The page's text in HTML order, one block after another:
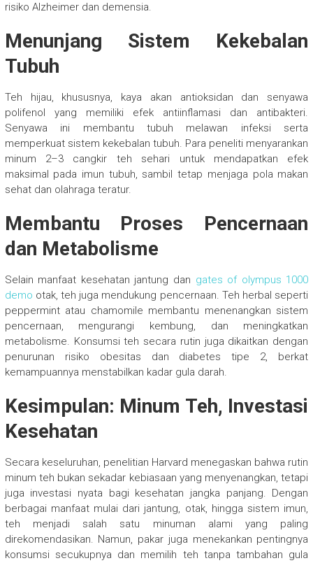
risiko Alzheimer dan demensia.
Menunjang Sistem Kekebalan
Tubuh
Teh hijau, khususnya, kaya akan antioksidan dan senyawa
polifenol yang memiliki efek antiinflamasi dan antibakteri.
Senyawa ini membantu tubuh melawan infeksi serta
memperkuat sistem kekebalan tubuh. Para peneliti menyarankan
minum 2–3 cangkir teh sehari untuk mendapatkan efek
maksimal pada imun tubuh, sambil tetap menjaga pola makan
sehat dan olahraga teratur.
Membantu Proses Pencernaan
dan Metabolisme
Selain manfaat kesehatan jantung dan gates of olympus 1000
demo otak, teh juga mendukung pencernaan. Teh herbal seperti
peppermint atau chamomile membantu menenangkan sistem
pencernaan, mengurangi kembung, dan meningkatkan
metabolisme. Konsumsi teh secara rutin juga dikaitkan dengan
penurunan risiko obesitas dan diabetes tipe 2, berkat
kemampuannya menstabilkan kadar gula darah.
Kesimpulan: Minum Teh, Investasi
Kesehatan
Secara keseluruhan, penelitian Harvard menegaskan bahwa rutin
minum teh bukan sekadar kebiasaan yang menyenangkan, tetapi
juga investasi nyata bagi kesehatan jangka panjang. Dengan
berbagai manfaat mulai dari jantung, otak, hingga sistem imun,
teh menjadi salah satu minuman alami yang paling
direkomendasikan. Namun, pakar juga menekankan pentingnya
konsumsi secukupnya dan memilih teh tanpa tambahan gula